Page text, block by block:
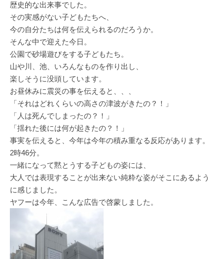
歴史的な出来事でした。
その実感がない子どもたちへ、
今の自分たちは何を伝えられるのだろうか。
そんな中で迎えた今日。
公園で砂場遊びをする子どもたち。
山や川、池、いろんなものを作り出し、
楽しそうに没頭しています。
お昼休みに震災の事を伝えると、、、
「それはどれくらいの高さの津波がきたの？！」
「人は死んでしまったの？！」
「揺れた後には何が起きたの？！」
事実を伝えると、今年は今年の積み重なる反応があります。
2時46分。
一緒になって黙とうする子どもの姿には、
大人では表現することが出来ない純粋な姿がそこにあるよう
に感じました。
ヤフーは今年、こんな広告で啓蒙しました。